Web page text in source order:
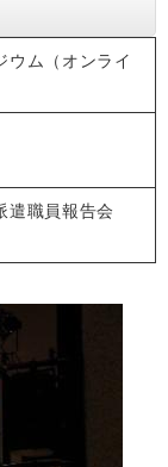
ウム（オンライ
遣職員報告会